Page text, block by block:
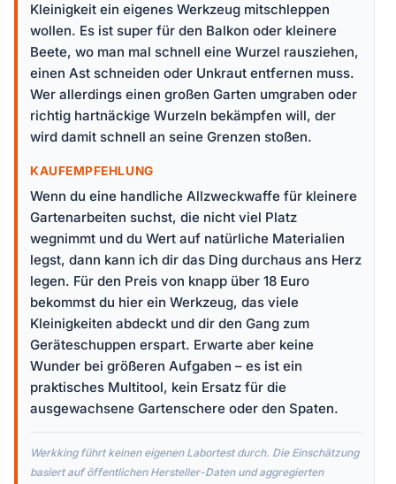
Kleinigkeit ein eigenes Werkzeug mitschleppen
wollen. Es ist super für den Balkon oder kleinere
Beete, wo man mal schnell eine Wurzel rausziehen,
einen Ast schneiden oder Unkraut entfernen muss.
Wer allerdings einen großen Garten umgraben oder
richtig hartnäckige Wurzeln bekämpfen will, der
wird damit schnell an seine Grenzen stoßen.
KAUFEMPFEHLUNG
Wenn du eine handliche Allzweckwaffe für kleinere
Gartenarbeiten suchst, die nicht viel Platz
wegnimmt und du Wert auf natürliche Materialien
legst, dann kann ich dir das Ding durchaus ans Herz
legen. Für den Preis von knapp über 18 Euro
bekommst du hier ein Werkzeug, das viele
Kleinigkeiten abdeckt und dir den Gang zum
Geräteschuppen erspart. Erwarte aber keine
Wunder bei größeren Aufgaben – es ist ein
praktisches Multitool, kein Ersatz für die
ausgewachsene Gartenschere oder den Spaten.
Werkking führt keinen eigenen Labortest durch. Die Einschätzung
basiert auf öffentlichen Hersteller-Daten und aggregierten